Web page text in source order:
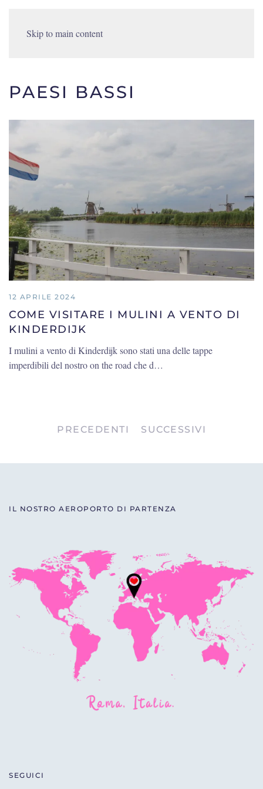
Skip to main content
PAESI BASSI
12 APRILE 2024
COME VISITARE I MULINI A VENTO DI
KINDERDIJK
I mulini a vento di Kinderdijk sono stati una delle tappe
imperdibili del nostro on the road che d…
PRECEDENTI SUCCESSIVI
IL NOSTRO AEROPORTO DI PARTENZA
SEGUICI